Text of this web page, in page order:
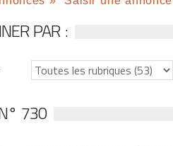
PAR :
730